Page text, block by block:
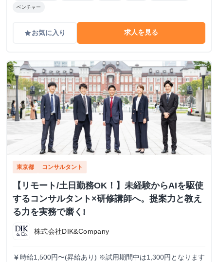
ベンチャー
gradeお気に入り 求人を見る
東京都 コンサルタント
【リモート/土日勤務OK！】未経験からAIを駆使
するコンサルタント×研修講師へ。提案力と教え
る力を実務で磨く!
株式会社DIK&Company
currency_yen 時給1,500円〜(昇給あり) ※試用期間中は1,300円となります